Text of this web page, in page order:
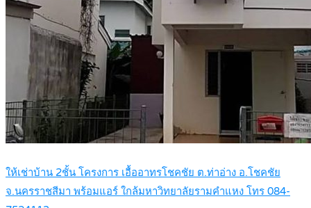
ให้เช่าบ้าน 2ชั้น โครงการ เอื้ออาทรโชคชัย ต.ท่าอ่าง อ.โชคชัย
จ.นครราชสีมา พร้อมแอร์ ใกล้มหาวิทยาลัยรามคำแหง โทร 084-